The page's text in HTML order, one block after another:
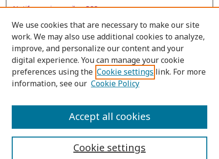
Notify me via email orRSS
Browse
Collections
Disciplines
Authors
We use cookies that are necessary to make our site
work. We may also use additional cookies to analyze,
improve, and personalize our content and your
digital experience. You can manage your cookie
preferences using the Cookie settings link. For more
information, see our Cookie Policy
Cookie settings
Accept all cookies